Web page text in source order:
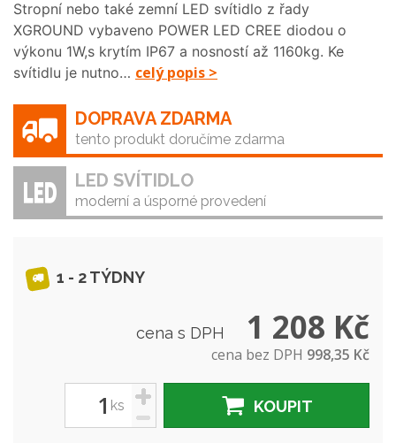
Stropní nebo také zemní LED svítidlo z řady
XGROUND vybaveno POWER LED CREE diodou o
výkonu 1W,s krytím IP67 a nosností až 1160kg. Ke
svítidlu je nutno… celý popis >
DOPRAVA ZDARMA
tento produkt doručíme zdarma
LED SVÍTIDLO
moderní a úsporné provedení
1 - 2 TÝDNY
cena s DPH 1 208 Kč
cena bez DPH 998,35 Kč
ks
+
-
KOUPIT